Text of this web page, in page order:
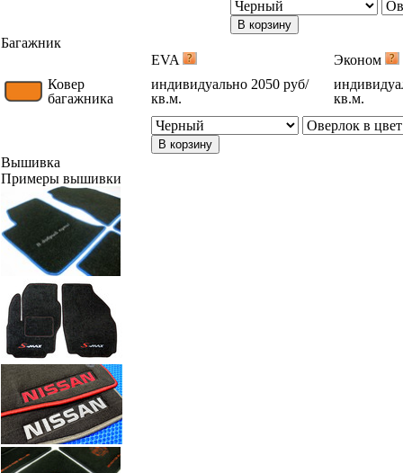
В корзину
Багажник
EVA
Эконом
Ковер
багажника
индивидуально 2050 руб/
кв.м.
кв.м.
В корзину
Вышивка
Примеры вышивки